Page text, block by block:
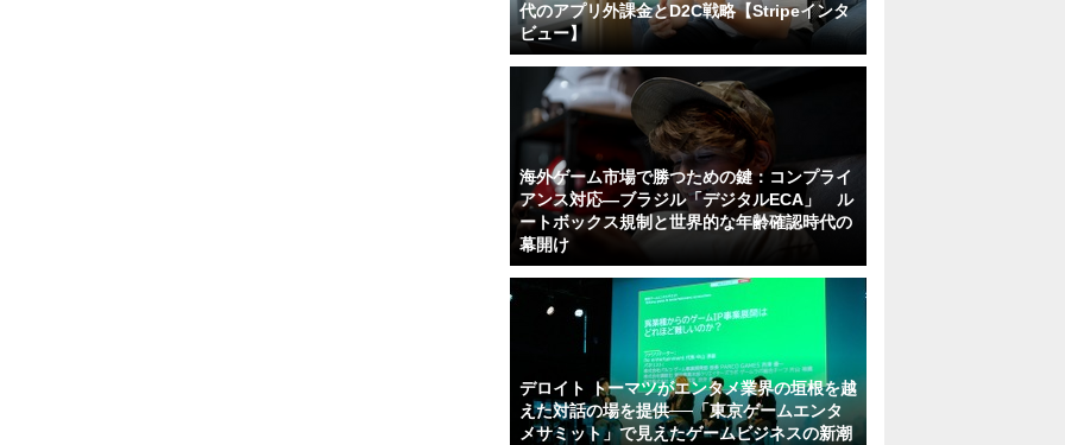
代のアプリ外課金とD2C戦略【Stripeインタ
ビュー】
海外ゲーム市場で勝つための鍵：コンプライ
アンス対応—ブラジル「デジタルECA」 ル
ートボックス規制と世界的な年齢確認時代の
幕開け
デロイト トーマツがエンタメ業界の垣根を越
えた対話の場を提供──「東京ゲームエンタ
メサミット」で見えたゲームビジネスの新潮